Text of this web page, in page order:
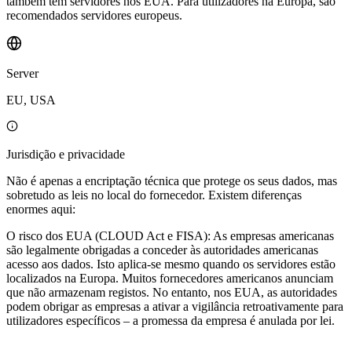
recomendados servidores europeus.
Server
EU, USA
Jurisdição e privacidade
Não é apenas a encriptação técnica que protege os seus dados, mas
sobretudo as leis no local do fornecedor. Existem diferenças
enormes aqui:
O risco dos EUA (CLOUD Act e FISA): As empresas americanas
são legalmente obrigadas a conceder às autoridades americanas
acesso aos dados. Isto aplica-se mesmo quando os servidores estão
localizados na Europa. Muitos fornecedores americanos anunciam
que não armazenam registos. No entanto, nos EUA, as autoridades
podem obrigar as empresas a ativar a vigilância retroativamente para
utilizadores específicos – a promessa da empresa é anulada por lei.